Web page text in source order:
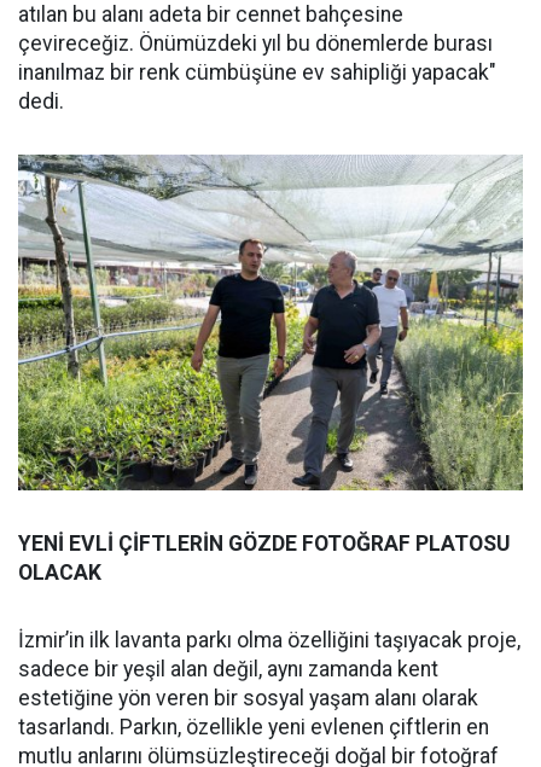
atılan bu alanı adeta bir cennet bahçesine
çevireceğiz. Önümüzdeki yıl bu dönemlerde burası
inanılmaz bir renk cümbüşüne ev sahipliği yapacak"
dedi.
YENİ EVLİ ÇİFTLERİN GÖZDE FOTOĞRAF PLATOSU
OLACAK
İzmir’in ilk lavanta parkı olma özelliğini taşıyacak proje,
sadece bir yeşil alan değil, aynı zamanda kent
estetiğine yön veren bir sosyal yaşam alanı olarak
tasarlandı. Parkın, özellikle yeni evlenen çiftlerin en
mutlu anlarını ölümsüzleştireceği doğal bir fotoğraf